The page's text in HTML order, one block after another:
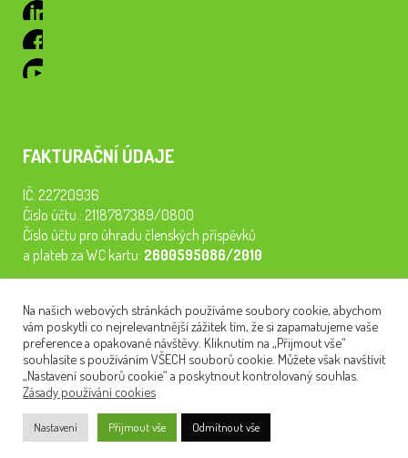
FAKTURAČNÍ ÚDAJE
IČ: 22720936
Číslo účtu.: 2118787389/0800
Číslo účtu pro úhradu členských příspěvků
a plateb za WC kartu: 2600595086/2010
semináře, konferenci, plavbu na lodi a WC kartu. Z peněz
tiskneme odborné publikace pro pacienty.
NEWSLETTER
Na našich webových stránkách používáme soubory cookie, abychom
vám poskytli co nejrelevantnější zážitek tím, že si zapamatujeme vaše
preference a opakované návštěvy. Kliknutím na „Přijmout vše“
souhlasíte s používáním VŠECH souborů cookie. Můžete však navštívit
„Nastavení souborů cookie“ a poskytnout kontrolovaný souhlas.
Zásady používání cookies
Nastavení Přijmout vše Odmítnout vše